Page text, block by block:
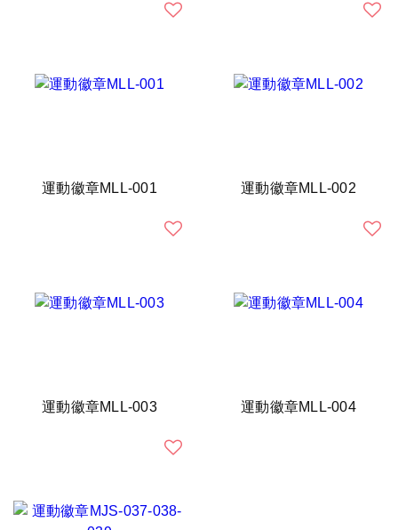
運動徽章MLL-001 運動徽章MLL-002
運動徽章MLL-003 運動徽章MLL-004